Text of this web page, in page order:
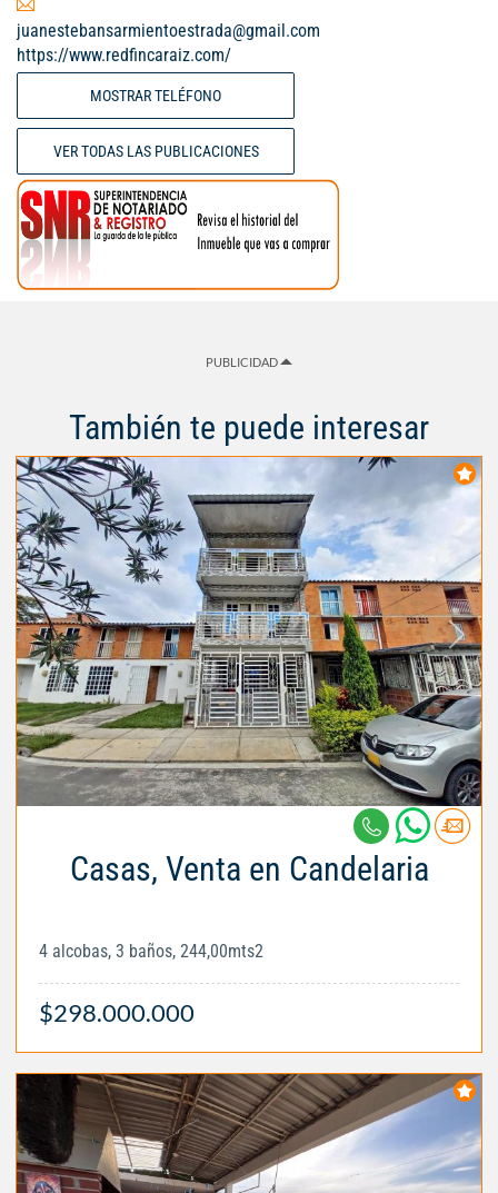
juanestebansarmientoestrada@gmail.com
https://www.redfincaraiz.com/
MOSTRAR TELÉFONO
VER TODAS LAS PUBLICACIONES
PUBLICIDAD
También te puede interesar
Casas, Venta en Candelaria
4 alcobas, 3 baños, 244,00mts2
$298.000.000